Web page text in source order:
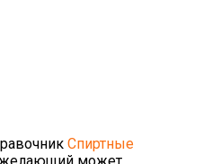
Спиртные